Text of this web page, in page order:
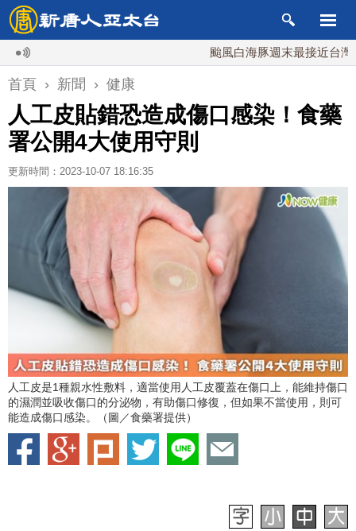
颱風白海豚週末最接近台灣 最快9
首頁 › 新聞 › 健康
人工皮貼錯恐造成傷口感染！食藥
署公開4大使用守則
更新時間：2023-10-07 18:16:35
人工皮是1種親水性敷料，適當使用人工皮覆蓋在傷口上，能維持傷口
的濕潤並吸收傷口的分泌物，有助傷口修復，但如果不當使用，則可
能造成傷口感染。（圖／食藥署提供）